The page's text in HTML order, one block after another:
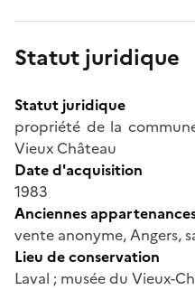
Statut juridique
Statut juridique
propriété de la
Vieux Château
Date d'acquisition
1983
Anciennes
vente anonyme, Angers,
Lieu de conservation
Laval ; musée du Vieux-